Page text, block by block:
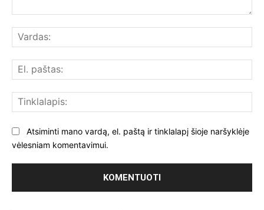
Atsiminti mano vardą, el. paštą ir tinklalapį šioje naršyklėje
vėlesniam komentavimui.